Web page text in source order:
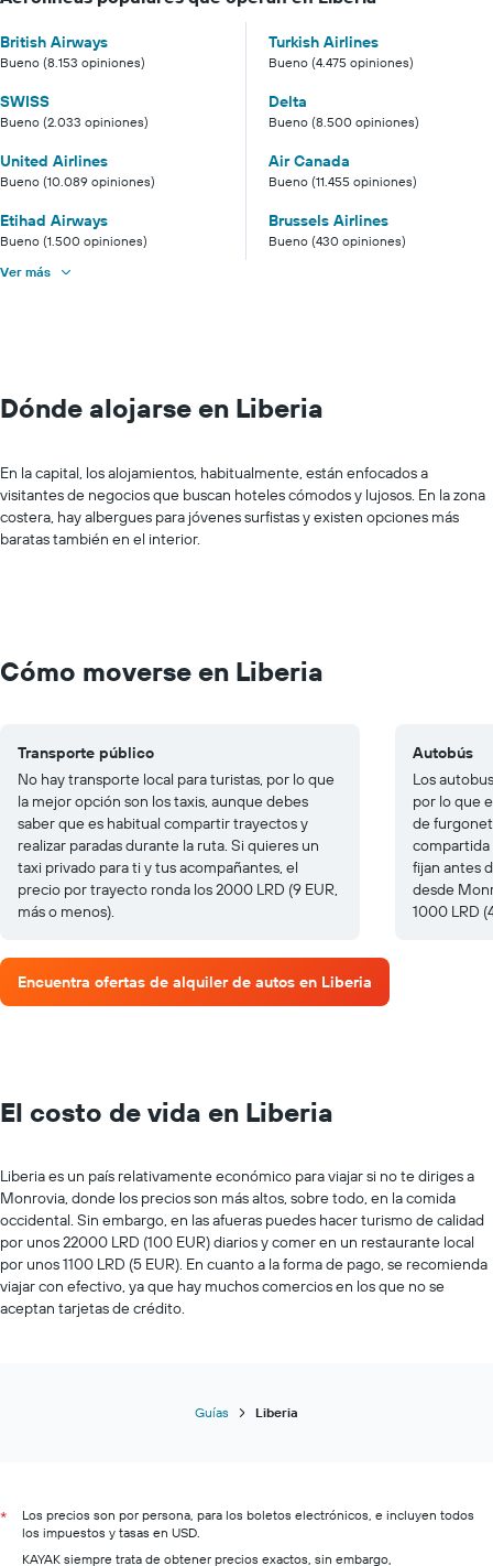
British Airways
Bueno (8.153 opiniones)
Turkish Airlines
Bueno (4.475 opiniones)
SWISS
Bueno (2.033 opiniones)
Delta
Bueno (8.500 opiniones)
United Airlines
Bueno (10.089 opiniones)
Air Canada
Bueno (11.455 opiniones)
Etihad Airways
Bueno (1.500 opiniones)
Brussels Airlines
Bueno (430 opiniones)
Ver más
Dónde alojarse en Liberia
En la capital, los alojamientos, habitualmente, están enfocados a
visitantes de negocios que buscan hoteles cómodos y lujosos. En la zona
costera, hay albergues para jóvenes surfistas y existen opciones más
baratas también en el interior.
Cómo moverse en Liberia
Transporte público
No hay transporte local para turistas, por lo que
la mejor opción son los taxis, aunque debes
saber que es habitual compartir trayectos y
realizar paradas durante la ruta. Si quieres un
taxi privado para ti y tus acompañantes, el
precio por trayecto ronda los 2000 LRD (9 EUR,
más o menos).
Autobús
Los
por lo que
de
compartida
fijan antes
desde
1000 LRD
Encuentra ofertas de alquiler de autos en Liberia
El costo de vida en Liberia
Liberia es un país relativamente económico para viajar si no te diriges a
Monrovia, donde los precios son más altos, sobre todo, en la comida
occidental. Sin embargo, en las afueras puedes hacer turismo de calidad
por unos 22000 LRD (100 EUR) diarios y comer en un restaurante local
por unos 1100 LRD (5 EUR). En cuanto a la forma de pago, se recomienda
viajar con efectivo, ya que hay muchos comercios en los que no se
aceptan tarjetas de crédito.
Guías Liberia
*
Los precios son por persona, para los boletos electrónicos, e incluyen todos
los impuestos y tasas en USD.
KAYAK siempre trata de obtener precios exactos, sin embargo,